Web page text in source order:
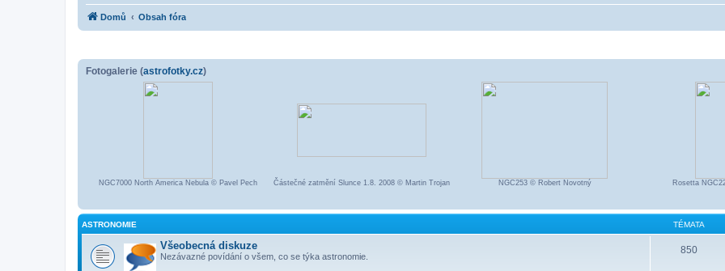
Domů Obsah fóra
Fotogalerie (astrofotky.cz)
NGC7000 North America Nebula © Pavel Pech Částečné zatmění Slunce 1.8. 2008 © Martin Trojan NGC253 © Robert Novotný Rosetta
ASTRONOMIE TÉMATA
Všeobecná diskuze
Nezávazné povídání o všem, co se týka astronomie.
850